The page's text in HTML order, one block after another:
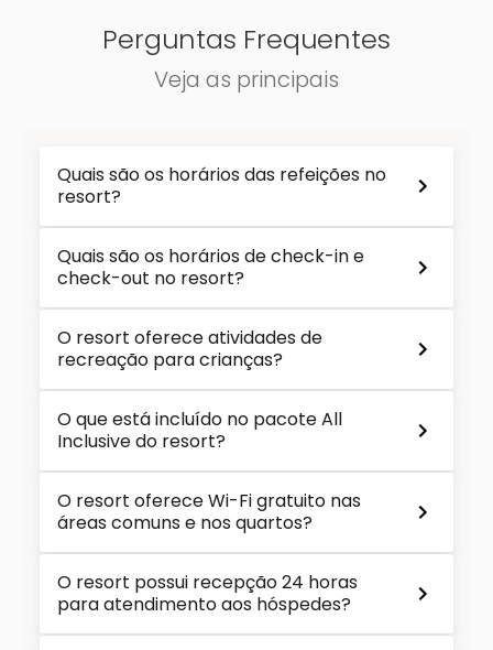
Perguntas Frequentes
Veja as principais
Quais são os horários das refeições no
resort?
Quais são os horários de check-in e
check-out no resort?
O resort oferece atividades de
recreação para crianças?
O que está incluído no pacote All
Inclusive do resort?
O resort oferece Wi-Fi gratuito nas
áreas comuns e nos quartos?
O resort possui recepção 24 horas
para atendimento aos hóspedes?